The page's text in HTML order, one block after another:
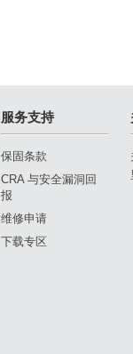
服务支持
保固条款
CRA 与安全漏洞回
报
维修申请
下载专区